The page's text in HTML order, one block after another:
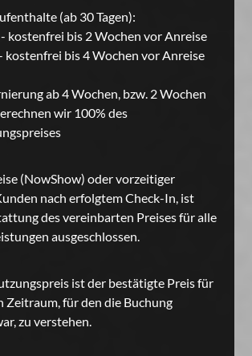
(ab 30 Tagen):
kostenfrei bis 2 Wochen vor Anreise
kostenfrei bis 4 Wochen vor Anreise
ab 4 Wochen, bzw. 2 Wochen
wir 100% des
(NowShow) oder vorzeitiger
nach erfolgtem Check-In, ist
des vereinbarten Preises für alle
ausgeschlossen.
ist der bestätigte Preis für
Zeitraum, für den die Buchung
zu verstehen.